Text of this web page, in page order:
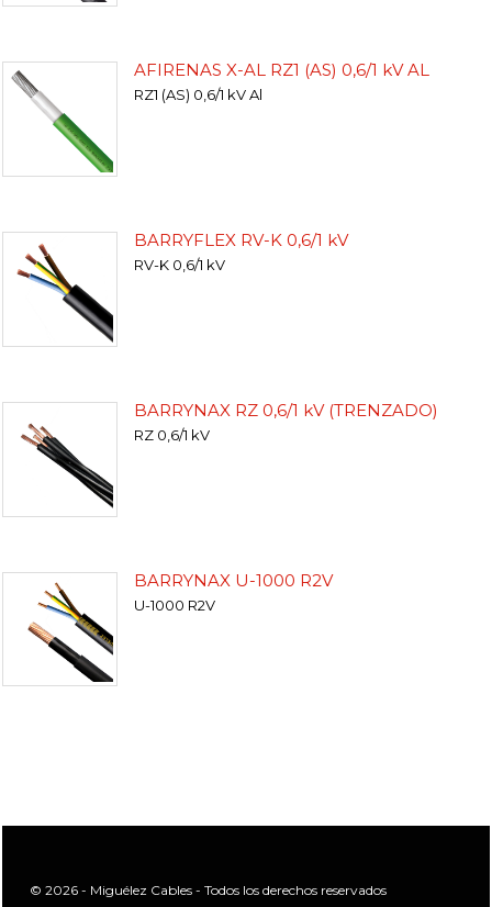
AFIRENAS X-AL RZ1 (AS) 0,6/1 kV AL
RZ1 (AS) 0,6/1 kV Al
BARRYFLEX RV-K 0,6/1 kV
RV-K 0,6/1 kV
BARRYNAX RZ 0,6/1 kV (TRENZADO)
RZ 0,6/1 kV
BARRYNAX U-1000 R2V
U-1000 R2V
© 2026 - Miguélez Cables - Todos los derechos reservados